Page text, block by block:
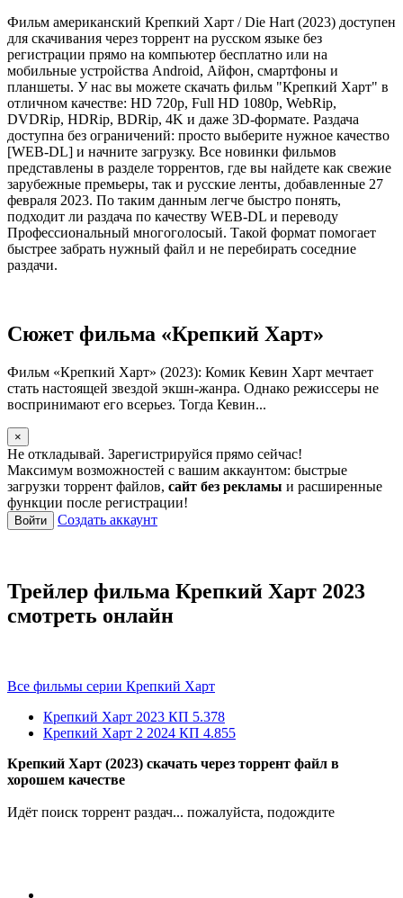
Фильм американский Крепкий Харт / Die Hart (2023) доступен
для скачивания через торрент на русском языке без
регистрации прямо на компьютер бесплатно или на
мобильные устройства Android, Айфон, смартфоны и
планшеты. У нас вы можете скачать фильм "Крепкий Харт" в
отличном качестве: HD 720p, Full HD 1080p, WebRip,
DVDRip, HDRip, BDRip, 4K и даже 3D-формате. Раздача
доступна без ограничений: просто выберите нужное качество
[WEB-DL] и начните загрузку. Все новинки фильмов
представлены в разделе торрентов, где вы найдете как свежие
зарубежные премьеры, так и русские ленты, добавленные 27
февраля 2023. По таким данным легче быстро понять,
подходит ли раздача по качеству WEB-DL и переводу
Профессиональный многоголосый. Такой формат помогает
быстрее забрать нужный файл и не перебирать соседние
раздачи.
Сюжет фильма «Крепкий Харт»
Фильм «Крепкий Харт» (2023): Комик Кевин Харт мечтает
стать настоящей звездой экшн-жанра. Однако режиссеры не
воспринимают его всерьез. Тогда Кевин...
×
Не откладывай. Зарегистрируйся прямо сейчас!
Максимум возможностей с вашим аккаунтом: быстрые
загрузки торрент файлов, сайт без рекламы и расширенные
функции после регистрации!
Войти Создать аккаунт
Трейлер фильма Крепкий Харт 2023
смотреть онлайн
Все фильмы серии Крепкий Харт
Крепкий Харт 2023 КП 5.378
Крепкий Харт 2 2024 КП 4.855
Крепкий Харт (2023) скачать через торрент файл в
хорошем качестве
Идёт поиск торрент раздач... пожалуйста, подождите